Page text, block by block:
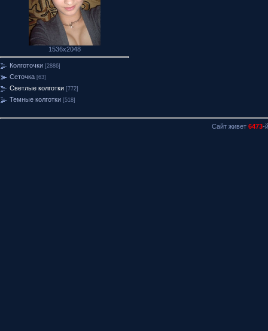
1536x2048
Колготочки [2886]
Сеточка [63]
Светлые колготки [772]
Темные колготки [518]
Сайт живет 6473-